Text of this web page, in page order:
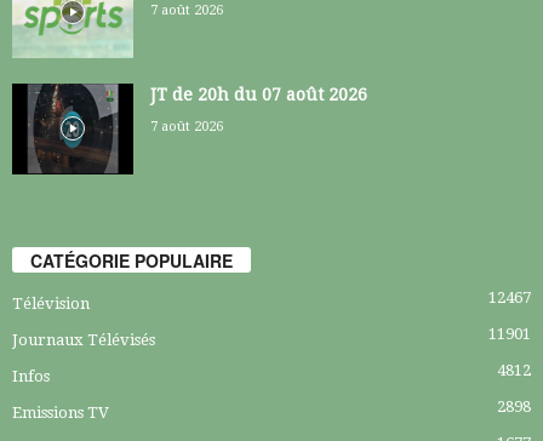
7 août 2026
JT de 20h du 07 août 2026
7 août 2026
CATÉGORIE POPULAIRE
Télévision 12467
Journaux Télévisés 11901
Infos 4812
Emissions TV 2898